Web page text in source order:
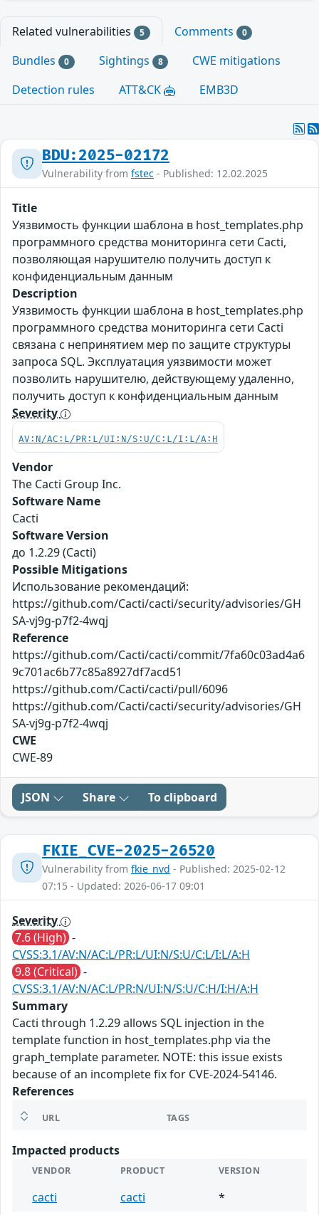
Related vulnerabilities 5 Comments 0
Bundles 0 Sightings 8
CWE mitigations
Detection rules
ATT&CK EMB3D
BDU:2025-02172
Vulnerability from fstec - Published: 12.02.2025
Title
Уязвимость функции шаблона в host_templates.php
программного средства мониторинга сети Cacti,
позволяющая нарушителю получить доступ к
конфиденциальным данным
Description
Уязвимость функции шаблона в host_templates.php
программного средства мониторинга сети Cacti
связана с непринятием мер по защите структуры
запроса SQL. Эксплуатация уязвимости может
позволить нарушителю, действующему удаленно,
получить доступ к конфиденциальным данным
Severity
AV:N/AC:L/PR:L/UI:N/S:U/C:L/I:L/A:H
Vendor
The Cacti Group Inc.
Software Name
Cacti
Software Version
до 1.2.29 (Cacti)
Possible Mitigations
Использование рекомендаций:
https://github.com/Cacti/cacti/security/advisories/GH
SA-vj9g-p7f2-4wqj
Reference
https://github.com/Cacti/cacti/commit/7fa60c03ad4a6
9c701ac6b77c85a8927df7acd51
https://github.com/Cacti/cacti/pull/6096
https://github.com/Cacti/cacti/security/advisories/GH
SA-vj9g-p7f2-4wqj
CWE
CWE-89
JSON Share To clipboard
FKIE_CVE-2025-26520
Vulnerability from fkie_nvd - Published: 2025-02-12
07:15 - Updated: 2026-06-17 09:01
Severity
7.6 (High) -
CVSS:3.1/AV:N/AC:L/PR:L/UI:N/S:U/C:L/I:L/A:H
9.8 (Critical) -
CVSS:3.1/AV:N/AC:L/PR:N/UI:N/S:U/C:H/I:H/A:H
Summary
Cacti through 1.2.29 allows SQL injection in the
template function in host_templates.php via the
graph_template parameter. NOTE: this issue exists
because of an incomplete fix for CVE-2024-54146.
References
URL TAGS
Impacted products
VENDOR PRODUCT VERSION
cacti cacti *